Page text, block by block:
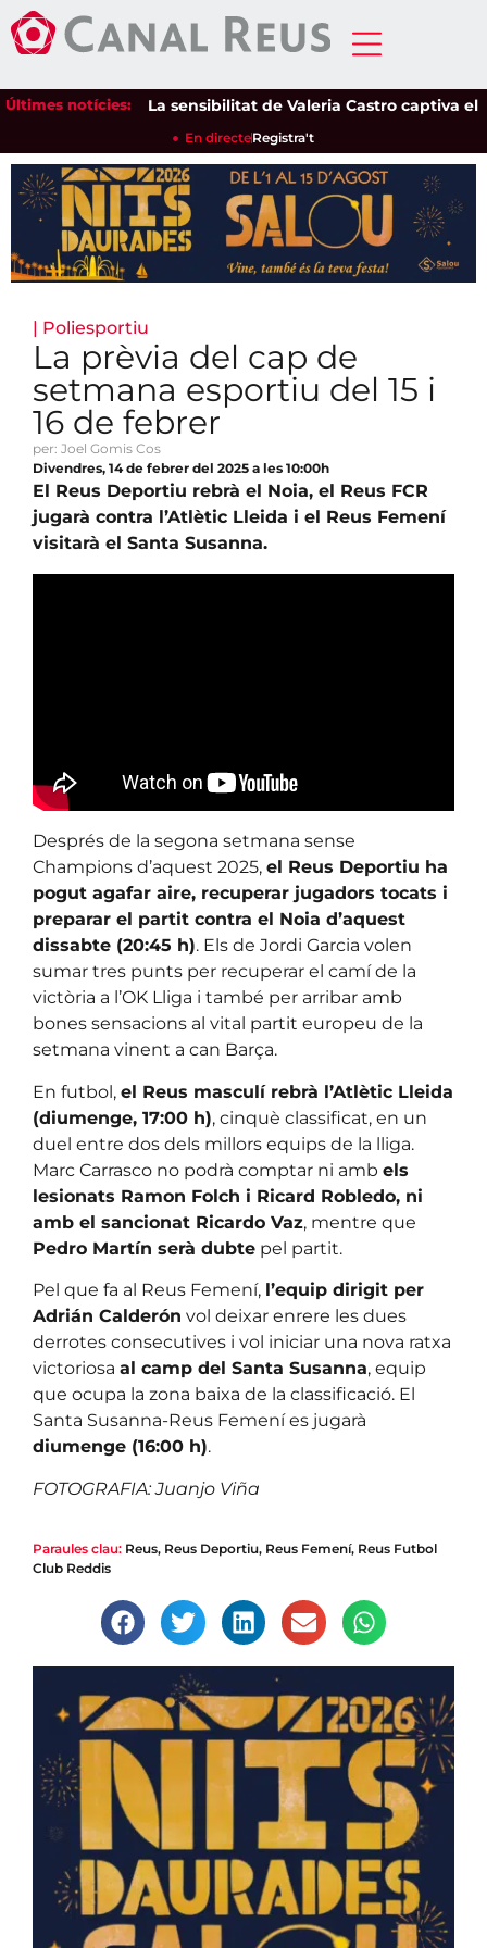
Últimes notícies:La sensibilitat de Valeria Castro captiva el
En directeRegistra't
| Poliesportiu
La prèvia del cap de
setmana esportiu del 15 i
16 de febrer
per: Joel Gomis Cos
Divendres, 14 de febrer del 2025 a les 10:00h
El Reus Deportiu rebrà el Noia, el Reus FCR
jugarà contra l’Atlètic Lleida i el Reus Femení
visitarà el Santa Susanna.
Després de la segona setmana sense
Champions d’aquest 2025, el Reus Deportiu ha
pogut agafar aire, recuperar jugadors tocats i
preparar el partit contra el Noia d’aquest
dissabte (20:45 h). Els de Jordi Garcia volen
sumar tres punts per recuperar el camí de la
victòria a l’OK Lliga i també per arribar amb
bones sensacions al vital partit europeu de la
setmana vinent a can Barça.
En futbol, el Reus masculí rebrà l’Atlètic Lleida
(diumenge, 17:00 h), cinquè classificat, en un
duel entre dos dels millors equips de la lliga.
Marc Carrasco no podrà comptar ni amb els
lesionats Ramon Folch i Ricard Robledo, ni
amb el sancionat Ricardo Vaz, mentre que
Pedro Martín serà dubte pel partit.
Pel que fa al Reus Femení, l’equip dirigit per
Adrián Calderón vol deixar enrere les dues
derrotes consecutives i vol iniciar una nova ratxa
victoriosa al camp del Santa Susanna, equip
que ocupa la zona baixa de la classificació. El
Santa Susanna-Reus Femení es jugarà
diumenge (16:00 h).
FOTOGRAFIA: Juanjo Viña
Paraules clau: Reus, Reus Deportiu, Reus Femení, Reus Futbol
Club Reddis